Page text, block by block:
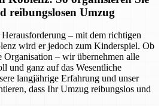
reibungslosen Umzug
– mit dem richtigen
wird er jedoch zum Kinderspiel. Ob
Organisation – wir übernehmen alle
und ganz auf das Wesentliche
langjährige Erfahrung und unser
dass Ihr Umzug reibungslos und